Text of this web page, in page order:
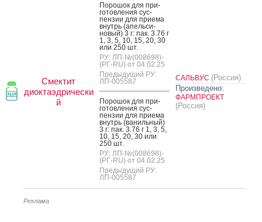
Смектит
диоктаэдрически
й
По­рошок для при­
готов­ле­ния сус­
пензии для при­ема
внутрь (апель­си­
новый) 3 г: пак. 3.76 г
1, 3, 5, 10, 15, 20, 30
или 250 шт.
РУ: ЛП-№(008698)-
(РГ-RU) от 04.02.25
Предыдущий РУ:
ЛП-005587
По­рошок для при­
готов­ле­ния сус­
пензии для при­ема
внутрь (ва­ниль­ный)
3 г: пак. 3.76 г 1, 3, 5,
10, 15, 20, 30 или
250 шт.
РУ: ЛП-№(008698)-
(РГ-RU) от 04.02.25
Предыдущий РУ:
ЛП-005587
САЛЬВУС (Россия)
Произведено:
ФАРМПРОЕКТ
(Россия)
Реклама